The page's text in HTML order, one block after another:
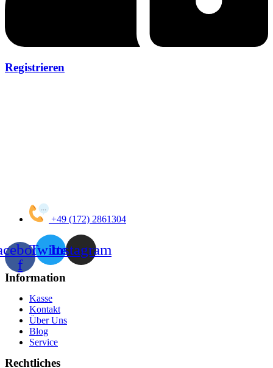
Registrieren
+49 (172) 2861304
f
TwitterInstagram
Information
Kasse
Kontakt
Über Uns
Blog
Service
Rechtliches